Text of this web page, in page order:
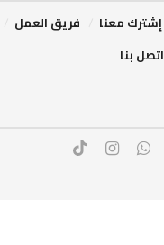
إشترك معنا
فريق العمل
اتصل بنا